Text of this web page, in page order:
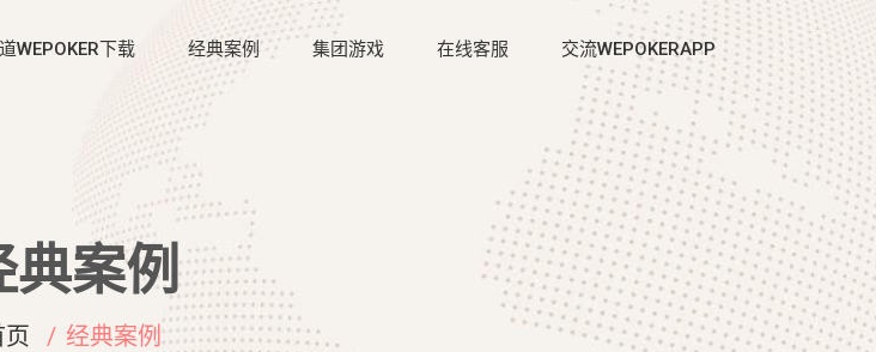
WEPOKER下载 经典案例 集团游戏 在线客服 交流WEPOKERAPP
典案例
页 经典案例